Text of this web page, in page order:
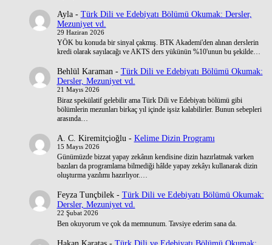
Ayla- Türk Dili ve Edebiyatı Bölümü Okumak: Dersler,
Mezuniyet vd.
29 Haziran 2026
YÖK bu konuda bir sinyal çakmış. BTK Akademi'den alınan derslerin
kredi olarak sayılacağı ve AKTS ders yükünün %10'unun bu şekilde…
Behlül Karaman- Türk Dili ve Edebiyatı Bölümü Okumak:
Dersler, Mezuniyet vd.
21 Mayıs 2026
Biraz spekülatif gelebilir ama Türk Dili ve Edebiyatı bölümü gibi
bölümlerin mezunları birkaç yıl içinde işsiz kalabilirler. Bunun sebepleri
arasında…
A. C. Kiremitçioğlu - Kelime Dizin Programı
15 Mayıs 2026
Günümüzde bizzat yapay zekânın kendisine dizin hazırlatmak varken
bazıları da programlama bilmediği hâlde yapay zekâyı kullanarak dizin
oluşturma yazılımı hazırlıyor.…
Feyza Tunçbilek- Türk Dili ve Edebiyatı Bölümü Okumak:
Dersler, Mezuniyet vd.
22 Şubat 2026
Ben okuyorum ve çok da memnunum. Tavsiye ederim sana da.